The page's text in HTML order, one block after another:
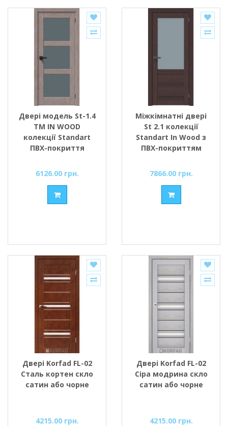
Двері модель St-1.4
ТМ IN WOOD
колекції Standart
ПВХ-покриття
6126.00 грн.
Міжкімнатні двері
St 2.1 колекції
Standart In Wood з
ПВХ-покриттям
7866.00 грн.
Двері Korfad FL-02
Сталь кортен скло
сатин або чорне
4215.00 грн.
Двері Korfad FL-02
Сіра модрина скло
сатин або чорне
4215.00 грн.